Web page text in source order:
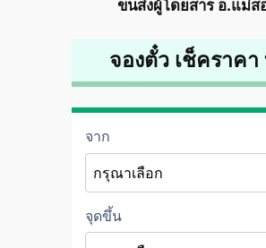
ขนส่งผู้โดยสาร อ.แม่ส
จองตั๋ว เช็คราค